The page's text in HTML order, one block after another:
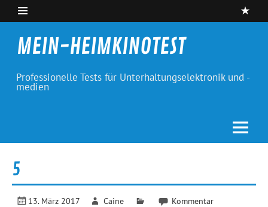
Skip
content
MEIN-HEIMKINOTEST
Professionelle Tests für Unterhaltungselektronik und -
medien
5
13. März 2017 Caine
Kommentar